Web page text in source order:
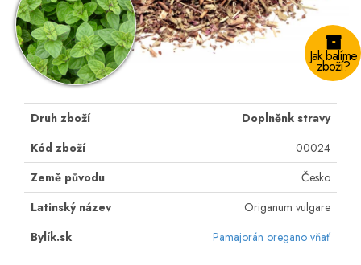
Jak balíme
zboží?
Druh zboží
Doplněnk stravy
Kód zboží
00024
Země původu
Česko
Latinský název
Origanum vulgare
Bylík.sk
Pamajorán oregano vňať